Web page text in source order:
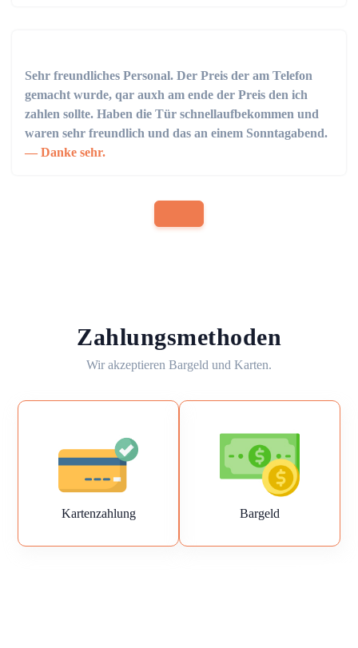
Sehr freundliches Personal. Der Preis der am Telefon
gemacht wurde, qar auxh am ende der Preis den ich
zahlen sollte. Haben die Tür schnellaufbekommen und
waren sehr freundlich und das an einem Sonntagabend.
Danke sehr.
Zahlungsmethoden
Wir akzeptieren Bargeld und Karten.
Kartenzahlung Bargeld